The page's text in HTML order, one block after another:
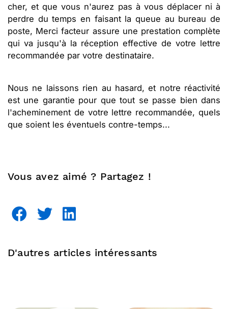
cher, et que vous n'aurez pas à vous déplacer ni à
perdre du temps en faisant la queue au bureau de
poste, Merci facteur assure une prestation complète
qui va jusqu'à la réception effective de votre lettre
recommandée par votre destinataire.
Nous ne laissons rien au hasard, et notre réactivité
est une garantie pour que tout se passe bien dans
l'acheminement de votre lettre recommandée, quels
que soient les éventuels contre-temps...
Vous avez aimé ? Partagez !
D'autres articles intéressants